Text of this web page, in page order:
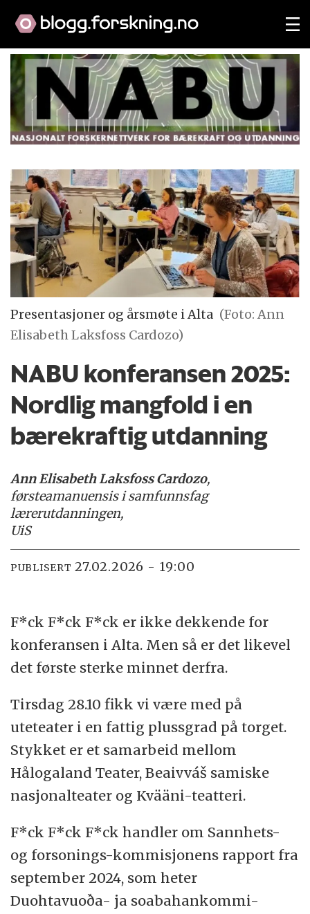
Presentasjoner og årsmøte i Alta (Foto: Ann
Elisabeth Laksfoss Cardozo)
NABU konferansen 2025:
Nordlig mangfold i en
bærekraftig utdanning
Ann Elisabeth Laksfoss Cardozo,
førsteamanuensis i samfunnsfag
lærerutdanningen,
UiS
PUBLISERT 27.02.2026 - 19:00
F*ck F*ck F*ck er ikke dekkende for
konferansen i Alta. Men så er det likevel
det første sterke minnet derfra.
Tirsdag 28.10 fikk vi være med på
uteteater i en fattig plussgrad på torget.
Stykket er et samarbeid mellom
Hålogaland Teater, Beaivváš samiske
nasjonalteater og Kvääni-teatteri.
F*ck F*ck F*ck handler om Sannhets-
og forsonings-kommisjonens rapport fra
september 2024, som heter
Duohtavuoða- ja soabahankommi-